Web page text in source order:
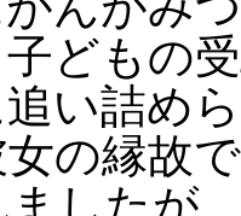
どもの
い詰め
の縁故
したが